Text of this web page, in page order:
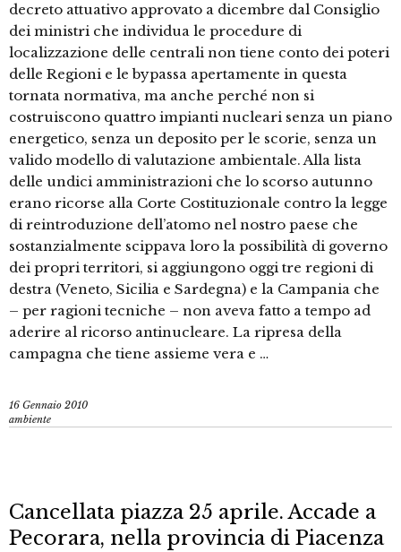
decreto attuativo approvato a dicembre dal Consiglio
dei ministri che individua le procedure di
localizzazione delle centrali non tiene conto dei poteri
delle Regioni e le bypassa apertamente in questa
tornata normativa, ma anche perché non si
costruiscono quattro impianti nucleari senza un piano
energetico, senza un deposito per le scorie, senza un
valido modello di valutazione ambientale. Alla lista
delle undici amministrazioni che lo scorso autunno
erano ricorse alla Corte Costituzionale contro la legge
di reintroduzione dell’atomo nel nostro paese che
sostanzialmente scippava loro la possibilità di governo
dei propri territori, si aggiungono oggi tre regioni di
destra (Veneto, Sicilia e Sardegna) e la Campania che
– per ragioni tecniche – non aveva fatto a tempo ad
aderire al ricorso antinucleare. La ripresa della
campagna che tiene assieme vera e …
16 Gennaio 2010
ambiente
Cancellata piazza 25 aprile. Accade a
Pecorara, nella provincia di Piacenza